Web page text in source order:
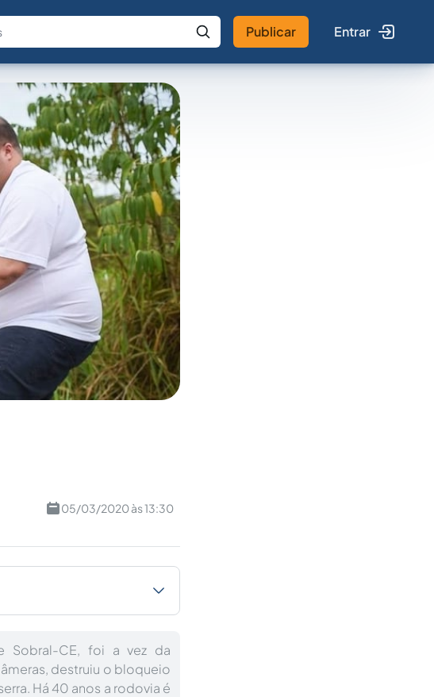
Fale com a IA Buscar no Jus
Publicar Entrar
05/03/2020 às 13:30
Sobral-CE, foi a vez da
destruiu o bloqueio
Há 40 anos a rodovia é